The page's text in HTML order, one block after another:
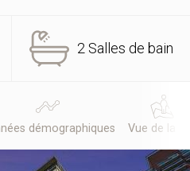
2 Salles de bain
démographiques Vue de la